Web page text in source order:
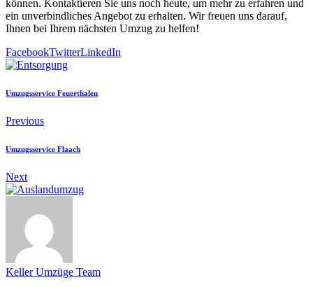
können. Kontaktieren Sie uns noch heute, um mehr zu erfahren und
ein unverbindliches Angebot zu erhalten. Wir freuen uns darauf,
Ihnen bei Ihrem nächsten Umzug zu helfen!
FacebookTwitterLinkedIn
Umzugsservice Feuerthalen
Previous
Umzugsservice Flaach
Next
Keller Umzüge Team